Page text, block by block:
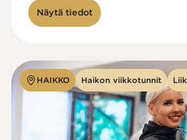
Näytä tiedot
HAIKKO Haikon viikkotunnit